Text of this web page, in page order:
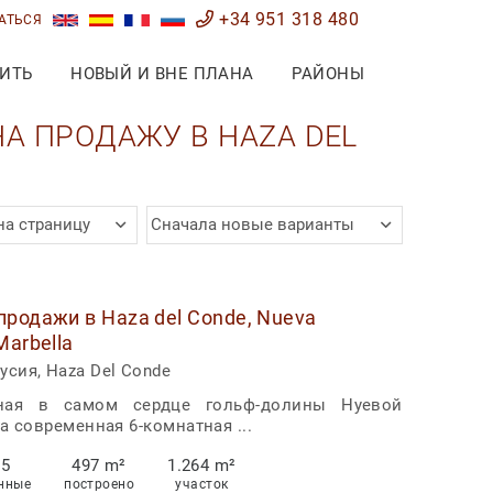
+34 951 318 480
НОВЫЙ И ВНЕ ПЛАНА РАЙОНЫ
В HAZA DEL
страницу Сначала новые варианты
в Haza del Conde, Nueva
Haza Del Conde
в самом сердце гольф-долины Нуевой
современная 6-комнатная ...
5 497 m²
построено
1.264 m²
участок